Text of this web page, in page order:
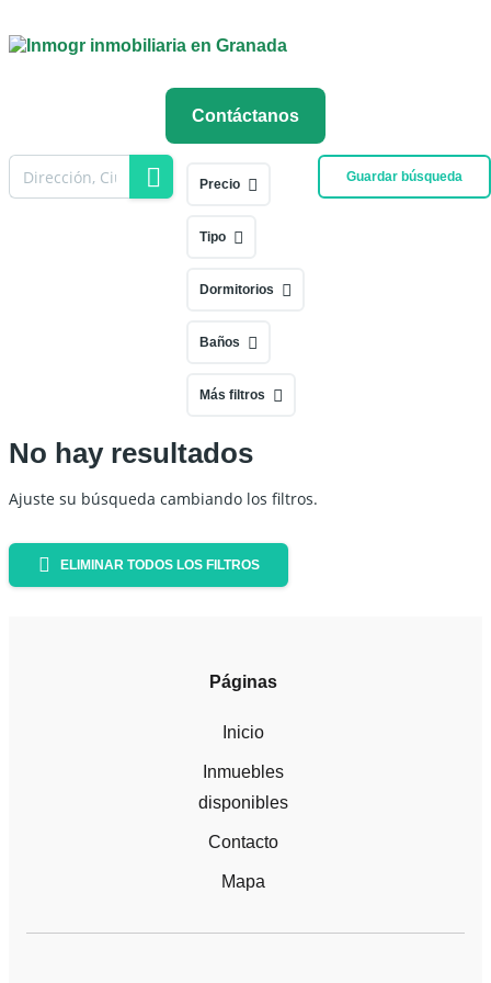
Contáctanos
Guardar búsqueda
Precio
Tipo
Dormitorios
Baños
Más filtros
No hay resultados
Ajuste su búsqueda cambiando los filtros.
ELIMINAR TODOS LOS FILTROS
Páginas
Inicio
Inmuebles
disponibles
Contacto
Mapa